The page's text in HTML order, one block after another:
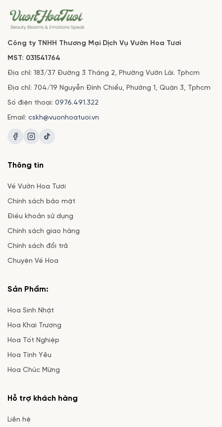
Công ty TNHH Thương Mại Dịch Vụ Vườn Hoa Tươi
MST: 031541764
Địa chỉ: 183/37 Đường 3 Tháng 2, Phường Vườn Lài. Tphcm
Địa chỉ: 704/19 Nguyễn Đình Chiểu, Phường 1, Quận 3, Tphcm
Số điện thoại: 0976.491.322
Email: cskh@vuonhoatuoi.vn
Thông tin
Về Vườn Hoa Tươi
Chính sách bảo mật
Điều khoản sử dụng
Chính sách giao hàng
Chính sách đổi trả
Chuyện Về Hoa
Sản Phẩm:
Hoa Sinh Nhật
Hoa Khai Trương
Hoa Tốt Nghiệp
Hoa Tình Yêu
Hoa Chúc Mừng
Hỗ trợ khách hàng
Liên hệ